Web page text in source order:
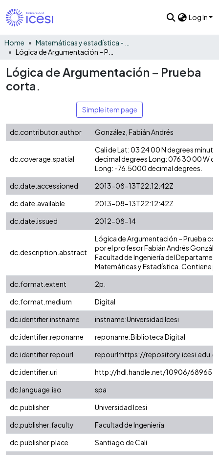
Log In
Home
Lógica de Argumentación – Prueba
corta.
Simple item page
dc.contributor.author González, Fabián Andrés
dc.coverage.spatial
Cali de Lat: 03 24 00 N degrees
decimal degrees Long: 076 30 00 W
Long: -76.5000 decimal degrees.
dc.date.accessioned
2013-08-13T22:12:42Z
dc.date.available
2013-08-13T22:12:42Z
dc.date.issued
2012-08-14
dc.description.abstract
Lógica de Argumentación – Prueba
por el profesor Fabián Andrés
Facultad de Ingeniería del
Matemáticas y Estadística. Contiene
dc.format.extent
2p.
dc.format.medium
Digital
dc.identifier.instname
instname:Universidad Icesi
dc.identifier.reponame
reponame:Biblioteca Digital
dc.identifier.repourl
repourl:https://
dc.identifier.uri
http://hdl.handle.net/10906/68965
dc.language.iso
spa
dc.publisher
Universidad Icesi
dc.publisher.faculty
Facultad de Ingeniería
dc.publisher.place
Santiago de Cali